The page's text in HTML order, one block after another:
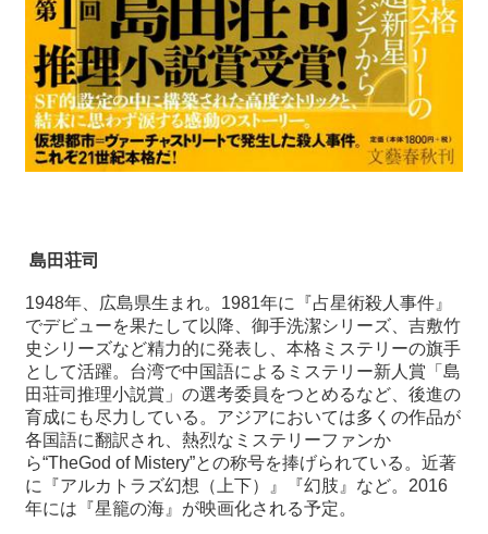
島田荘司
1948年、広島県生まれ。 1981年に『占星術殺人事件』
でデビューを果たして以降、御手洗潔シリーズ、吉敷竹
史シリーズなど精力的に発表し、本格ミステリーの旗手
として活躍。台湾で中国語によるミステリー新人賞「島
田荘司推理小説賞」の選考委員をつとめるなど、後進の
育成にも尽力している。アジアにおいては多くの作品が
各国語に翻訳され、熱烈なミステリーファンか
ら“TheGod of Mistery”との称号を捧げられている。近著
に『アルカトラズ幻想（上下）』『幻肢』など。 2016
年には『星籠の海』が映画化される予定。